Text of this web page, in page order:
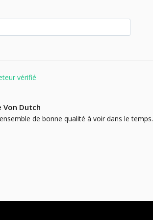
Von Dutch
de bonne qualité à voir dans le temps.